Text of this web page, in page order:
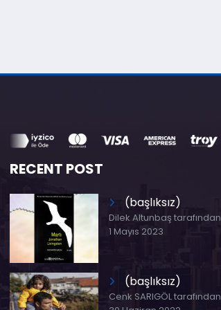
RECENT POST
(başlıksız)
Dilek Altunbaş tarafından
1 Mayıs 2023
(başlıksız)
Cenk SARIGÖL tarafından